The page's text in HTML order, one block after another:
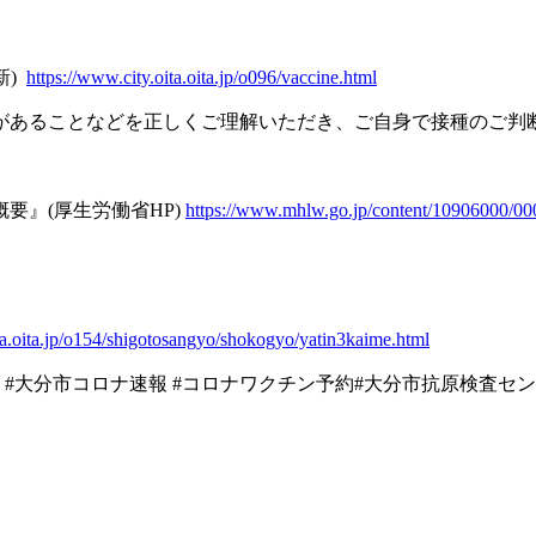
) https://www.city.oita.oita.jp/o096/vaccine.html
ることなどを正しくご理解いただき、ご自身で接種のご判
』 (厚生労働省HP) https://www.mhlw.go.jp/content/10906000/
o154/shigotosangyo/shokogyo/yatin3kaime.html
#大分市コロナ速報 #コロナワクチン予約#大分市抗原検査セ